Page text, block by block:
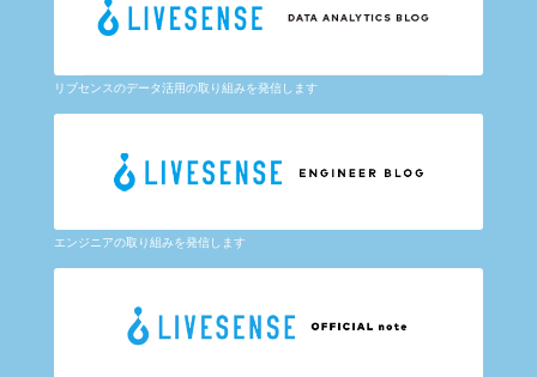
リブセンスのデータ活用の取り組みを発信します
エンジニアの取り組みを発信します